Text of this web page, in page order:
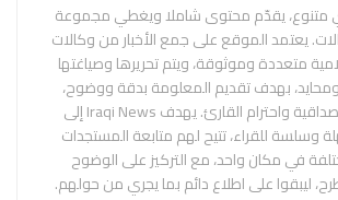
متنوع، يقدّم محتوى شاملا ويغطي مجموعة
يعتمد الموقع على جمع الأخبار من وكالات
متعددة وموثوقة، ويتم تحريرها وصياغتها
بهدف تقديم المعلومة بدقة ووضوح،
وبما يراعي المصداقية واحترام القارئ. يهدف Iraqi News إلى
وسلسة للقراء، تتيح لهم متابعة المستجدات
في مكان واحد، مع التركيز على الوضوح
ليبقوا على اطلاع دائم بما يجري من حولهم.